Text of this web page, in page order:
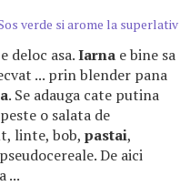
verde si arome la superlativ
deloc asa.Iarna e bine sa
... prin blender pana
. Se adauga cate putina
o salata de
linte, bob, pastai,
De aici
...